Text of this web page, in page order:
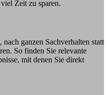
Zeit zu sparen.
ganzen Sachverhalten statt
So finden Sie relevante
mit denen Sie direkt